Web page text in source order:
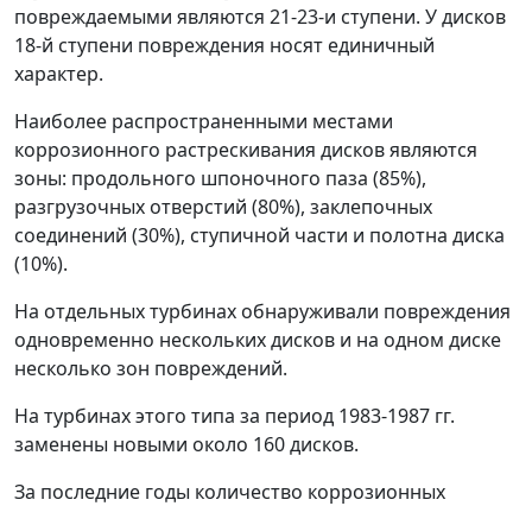
повреждаемыми являются 21-23-и ступени. У дисков
18-й ступени повреждения носят единичный
характер.
Наиболее распространенными местами
коррозионного растрескивания дисков являются
зоны: продольного шпоночного паза (85%),
разгрузочных отверстий (80%), заклепочных
соединений (30%), ступичной части и полотна диска
(10%).
На отдельных турбинах обнаруживали повреждения
одновременно нескольких дисков и на одном диске
несколько зон повреждений.
На турбинах этого типа за период 1983-1987 гг.
заменены новыми около 160 дисков.
За последние годы количество коррозионных